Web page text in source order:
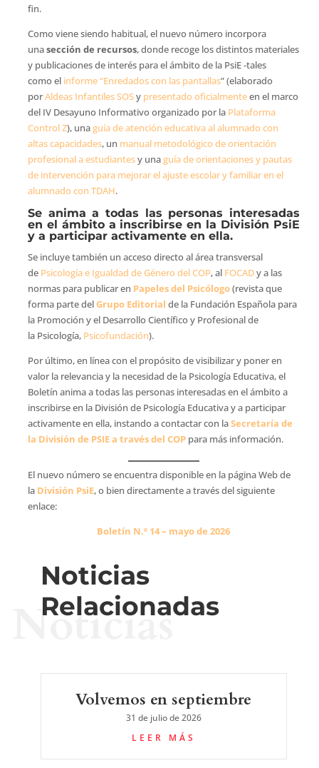
fin.
Como viene siendo habitual, el nuevo número incorpora
unasección de recursos, donde recoge los distintos materiales
y publicaciones de interés para el ámbito de la PsiE -tales
como el informe “Enredados con las pantallas” (elaborado
porAldeas Infantiles SOSy presentado oficialmenteen el marco
del IV Desayuno Informativo organizado por la Plataforma
Control Z), unaguía de atención educativa al alumnado con
altas capacidades, un manual metodológico de orientación
profesional a estudiantesy unaguía de orientaciones y pautas
de intervención para mejorar el ajuste escolar y familiar en el
alumnado con TDAH.
Se anima a todas las personas interesadas
en el ámbito a inscribirse en la División PsiE
y a participar activamente en ella.
Se incluye también un acceso directo al área transversal
de Psicología e Igualdad de Género del COP, al FOCADy a las
normas para publicar en Papeles del Psicólogo(revista que
forma parte delGrupo Editorial de la Fundación Española para
la Promoción y el Desarrollo Científico y Profesional de
la Psicología, Psicofundación).
Por último, en línea con el propósito de visibilizar y poner en
valor la relevancia y la necesidad de la Psicología Educativa, el
Boletín anima a todas las personas interesadas en el ámbito a
inscribirse en la División de Psicología Educativa y a participar
activamente en ella, instando a contactar con laSecretaría de
la División de PSIE a través del COPpara más información.
El nuevo número se encuentra disponible en la página Web de
la División PsiE, o bien directamente a través del siguiente
enlace:
Boletín N.º 14 – mayo de 2026
Noticias
Relacionadas
Noticias
Volvemos en septiembre
31 de julio de 2026
LEER MÁS